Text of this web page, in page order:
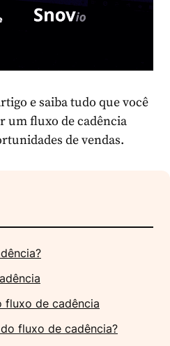
e saiba tudo que você
um fluxo de cadência
de vendas.
fluxo de cadência
fluxo de cadência?